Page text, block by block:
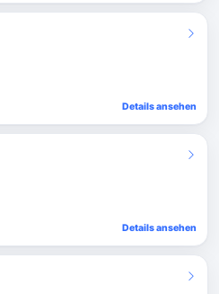
Details ansehen
Details ansehen